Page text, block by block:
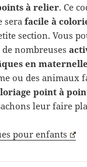
à relier. Ce
serafacile à
section. Vous
nombreuses
en
ou des animaux
point à
leur faire
pour enfants